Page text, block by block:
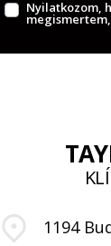
Nyilatkozom,
1194